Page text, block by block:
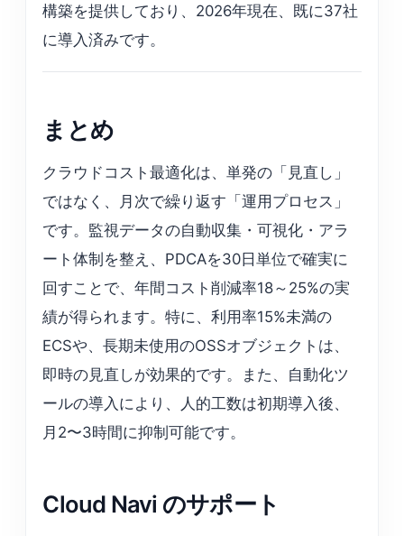
構築を提供しており、2026年現在、既に37社
に導入済みです。
まとめ
クラウドコスト最適化は、単発の「見直し」
ではなく、月次で繰り返す「運用プロセス」
です。監視データの自動収集・可視化・アラ
ート体制を整え、PDCAを30日単位で確実に
回すことで、年間コスト削減率18～25%の実
績が得られます。特に、利用率15%未満の
ECSや、長期未使用のOSSオブジェクトは、
即時の見直しが効果的です。また、自動化ツ
ールの導入により、人的工数は初期導入後、
月2〜3時間に抑制可能です。
Cloud Navi のサポート